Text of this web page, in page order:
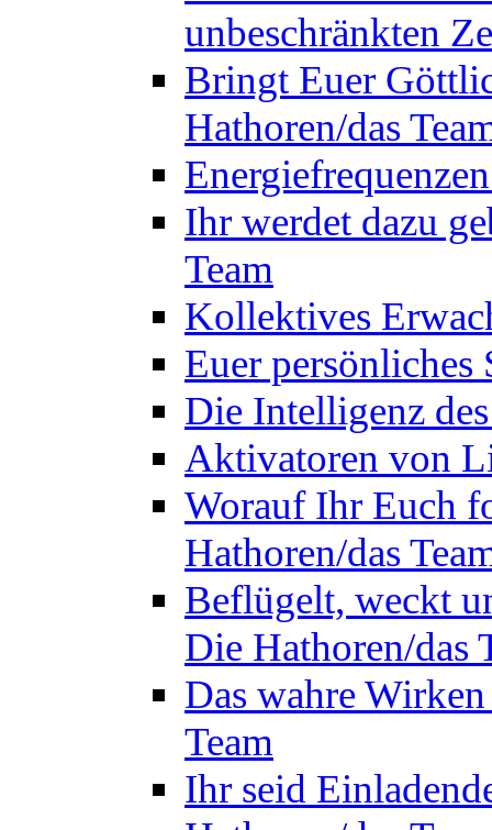
unbeschränkten
Bringt Euer
Hathoren/das
Ihr werdet dazu
Team
Kollektives
Euer persönliches
Die Intelligenz
Aktivatoren von
Worauf Ihr Euch
Hathoren/das
Beflügelt, weckt
Die Hathoren/das
Das wahre
Team
Ihr seid